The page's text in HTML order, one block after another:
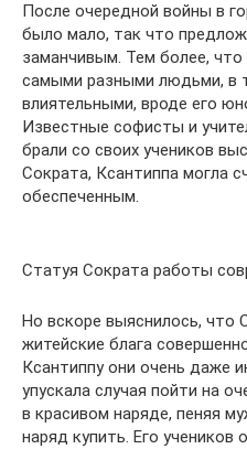
После очередной войны в
было мало, так что
заманчивым. Тем более,
самыми разными людьми, в
влиятельными, вроде его
Известные софисты и
брали со своих учеников
Сократа, Ксантиппа могла
обеспеченным.
Статуя Сократа работы
Но вскоре выяснилось, что
житейские блага
Ксантиппу они очень даже
упускала случая пойти на
в красивом наряде, пеняя
наряд купить. Его учеников